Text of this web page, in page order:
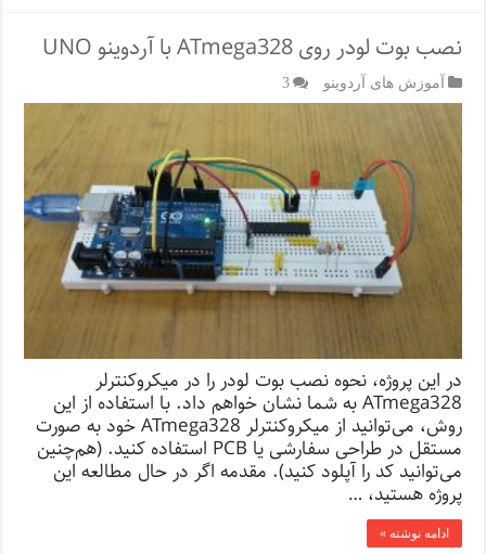
نصب بوت لودر روی ATmega328 با آردوینو UNO
آموزش های آردوینو 3
در این پروژه، نحوه نصب بوت لودر را در میکروکنترلر
ATmega328 به شما نشان خواهم داد. با استفاده از این
روش، می‌توانید از میکروکنترلر ATmega328 خود به صورت
مستقل در طراحی سفارشی یا PCB استفاده کنید. (هم‌چنین
می‌توانید کد را آپلود کنید). مقدمه اگر در حال مطالعه این
پروژه هستید، …
ادامه نوشته »